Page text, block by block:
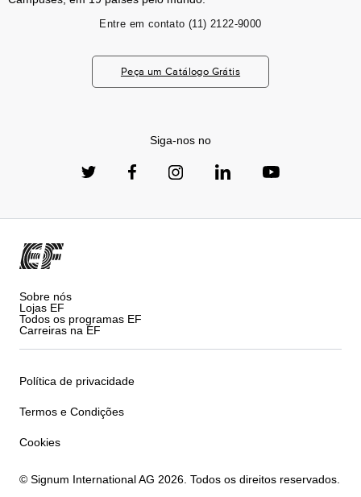
Entre em contato (11) 2122-9000
Peça um Catálogo Grátis
Siga-nos no
Sobre nós
Lojas EF
Todos os programas EF
Carreiras na EF
Política de privacidade
Termos e Condições
Cookies
© Signum International AG 2026. Todos os direitos reservados.